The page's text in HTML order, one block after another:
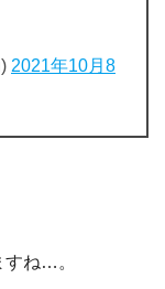
2021年10月8
すね…。